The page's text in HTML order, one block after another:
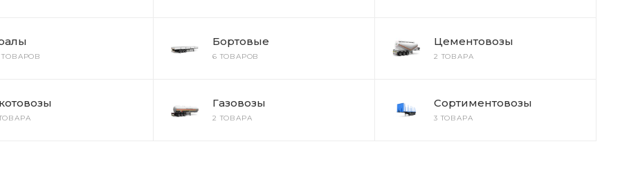
ТОВАРОВ
Бортовые
6 ТОВАРОВ
Цементовозы
2 ТОВАРА
Газовозы
2 ТОВАРА
Сортиментовозы
3 ТОВАРА